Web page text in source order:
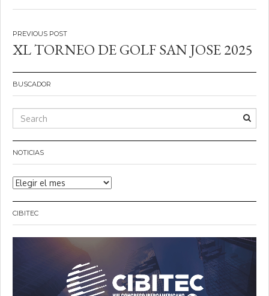
Navegación
de
entradas
XL TORNEO DE GOLF SAN JOSE 2025
BUSCADOR
NOTICIAS
Noticias
CIBITEC